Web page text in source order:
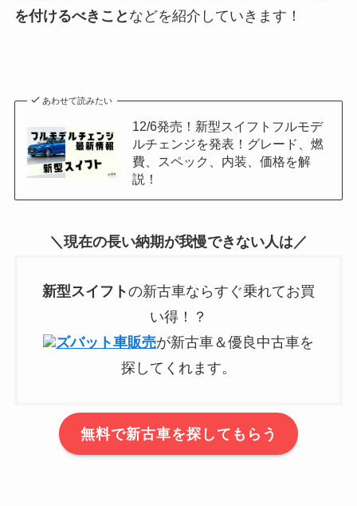
を付けるべきこと などを紹介していきます！
あわせて読みたい
12/6発売！新型スイフトフルモデ
ルチェンジを発表！グレード、燃
費、スペック、内装、価格を解
説！
＼現在の長い納期が我慢できない人は／
新型スイフトの新古車ならすぐ乗れてお買
い得！？
ズバット車販売が新古車＆優良中古車を
探してくれます。
無料で新古車を探してもらう